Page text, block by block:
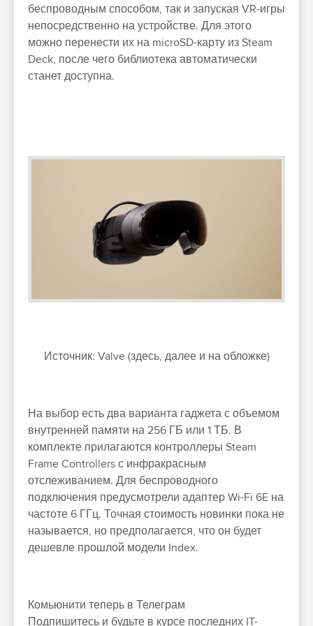
беспроводным способом, так и запуская VR-игры
непосредственно на устройстве. Для этого
можно перенести их на microSD-карту из Steam
Deck, после чего библиотека автоматически
станет доступна.
Источник: Valve (здесь, далее и на обложке)
На выбор есть два варианта гаджета с объемом
внутренней памяти на 256 ГБ или 1 ТБ. В
комплекте прилагаются контроллеры Steam
Frame Controllers с инфракрасным
отслеживанием. Для беспроводного
подключения предусмотрели адаптер Wi-Fi 6E на
частоте 6 ГГц. Точная стоимость новинки пока не
называется, но предполагается, что он будет
дешевле прошлой модели Index.
Комьюнити теперь в Телеграм
Подпишитесь и будьте в курсе последних IT-